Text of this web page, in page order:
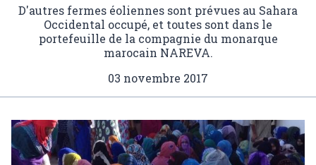
D'autres fermes éoliennes sont prévues au Sahara
Occidental occupé, et toutes sont dans le
portefeuille de la compagnie du monarque
marocain NAREVA.
03 novembre 2017